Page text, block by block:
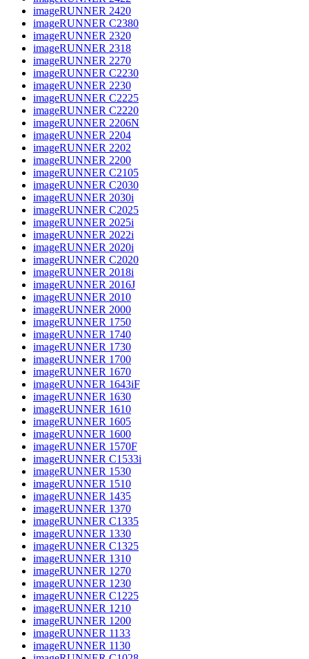
imageRUNNER 2420
imageRUNNER C2380
imageRUNNER 2320
imageRUNNER 2318
imageRUNNER 2270
imageRUNNER C2230
imageRUNNER 2230
imageRUNNER C2225
imageRUNNER C2220
imageRUNNER 2206N
imageRUNNER 2204
imageRUNNER 2202
imageRUNNER 2200
imageRUNNER C2105
imageRUNNER C2030
imageRUNNER 2030i
imageRUNNER C2025
imageRUNNER 2025i
imageRUNNER 2022i
imageRUNNER 2020i
imageRUNNER C2020
imageRUNNER 2018i
imageRUNNER 2016J
imageRUNNER 2010
imageRUNNER 2000
imageRUNNER 1750
imageRUNNER 1740
imageRUNNER 1730
imageRUNNER 1700
imageRUNNER 1670
imageRUNNER 1643iF
imageRUNNER 1630
imageRUNNER 1610
imageRUNNER 1605
imageRUNNER 1600
imageRUNNER 1570F
imageRUNNER C1533i
imageRUNNER 1530
imageRUNNER 1510
imageRUNNER 1435
imageRUNNER 1370
imageRUNNER C1335
imageRUNNER 1330
imageRUNNER C1325
imageRUNNER 1310
imageRUNNER 1270
imageRUNNER 1230
imageRUNNER C1225
imageRUNNER 1210
imageRUNNER 1200
imageRUNNER 1133
imageRUNNER 1130